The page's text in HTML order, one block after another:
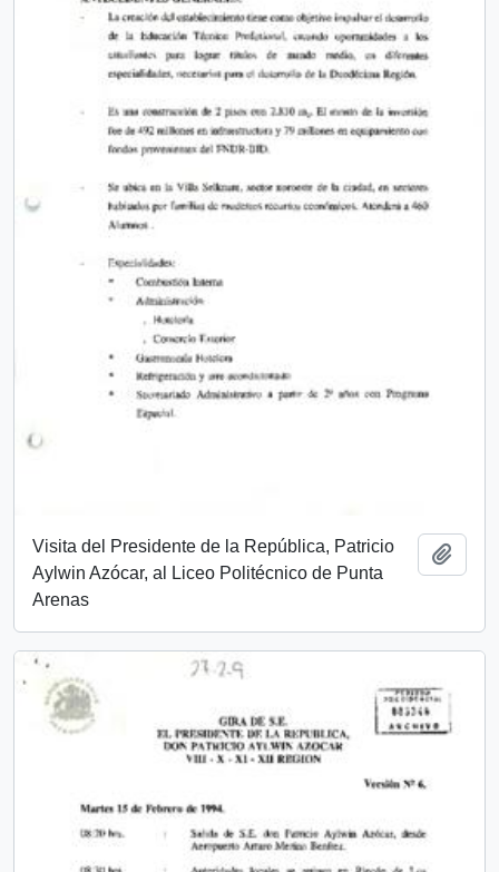
Visita del Presidente de la República, Patricio
Aylwin Azócar, al Liceo Politécnico de Punta
Arenas